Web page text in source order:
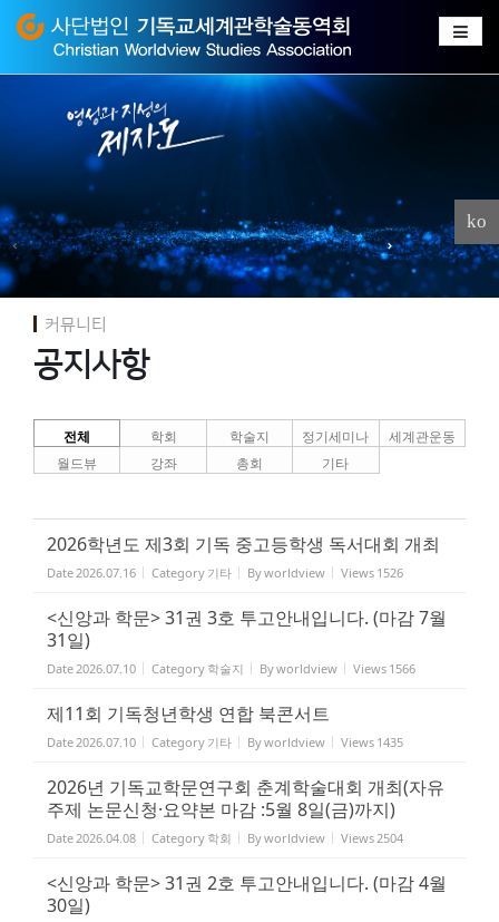
커뮤니티
공지사항
전체 학회 학술지 정기세미나
세계관운동
월드뷰
강좌 총회 기타
2026학년도 제3회 기독 중고등학생 독서대회 개최
Date2026.07.16 Category 기타 Byworldview Views 1526
<신앙과 학문> 31권 3호 투고안내입니다. (마감 7월
31일)
Date2026.07.10 Category 학술지 Byworldview Views 1566
제11회 기독청년학생 연합 북콘서트
Date2026.07.10 Category 기타 Byworldview Views 1435
2026년 기독교학문연구회 춘계학술대회 개최(자유
주제 논문신청·요약본 마감 :5월 8일(금)까지)
Date2026.04.08 Category 학회 Byworldview Views2504
<신앙과 학문> 31권 2호 투고안내입니다. (마감 4월
30일)
ko
스케치북5
스케치북5